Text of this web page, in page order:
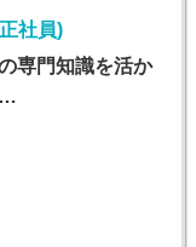
社員)
専門知識を活か
…